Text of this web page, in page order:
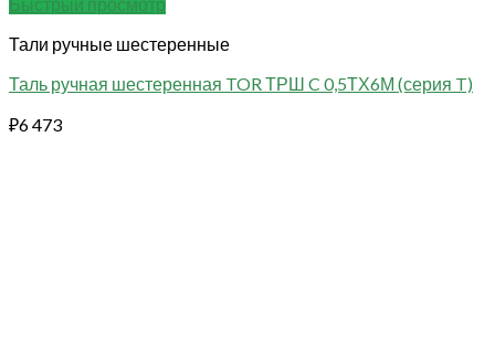
Тали ручные шестеренные
Таль ручная шестеренная TOR ТРШ C 0,5ТХ6М (серия T)
₽6 473